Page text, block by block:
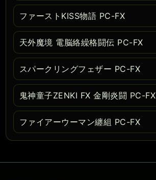
ファーストKISS物語 PC-FX
天外魔境 電脳絡繰格闘伝 PC-FX
スパークリングフェザー PC-FX
鬼神童子ZENKI FX 金剛炎闘 PC-FX
ファイアーウーマン纏組 PC-FX